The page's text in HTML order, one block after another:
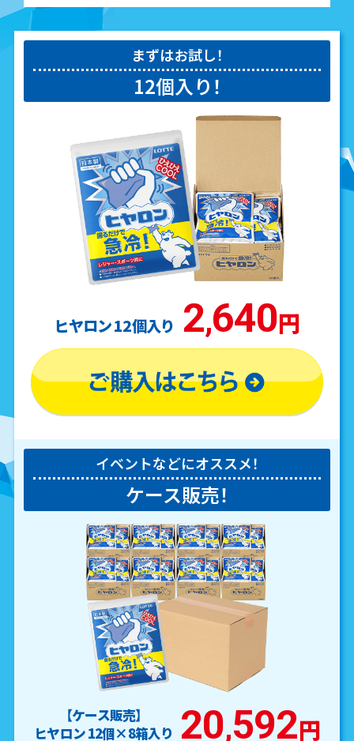
まずはお試し！
12個入り！
ヒヤロン 12個入り 2,640円
イベントなどにオススメ！
ケース販売！
【ケース販売】
ヒヤロン 12個×8箱入り 20,592円